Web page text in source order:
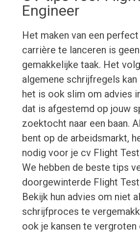
Engineer
Het maken van een
carrière te lanceren is geen
gemakkelijke taak. Het
algemene schrijfregels kan
het is ook slim om advies
dat is afgestemd op jouw
zoektocht naar een baan.
bent op de arbeidsmarkt,
nodig voor je cv Flight Test
We hebben de beste tips
doorgewinterde Flight
Bekijk hun advies om niet
schrijfproces te
ook je kansen te vergroten